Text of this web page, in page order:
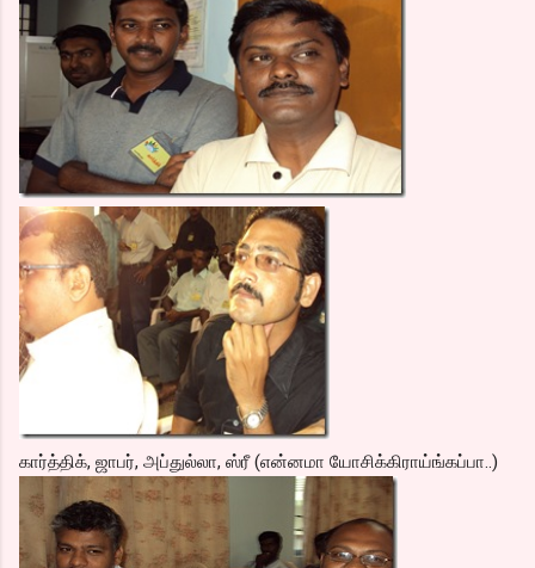
கார்த்திக், ஜாபர், அப்துல்லா, ஸ்ரீ (என்னமா யோசிக்கிராய்ங்கப்பா..)